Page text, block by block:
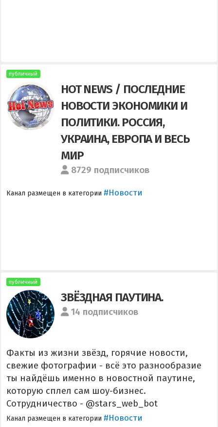
публичный
HOT NEWS / ПОСЛЕДНИЕ
НОВОСТИ ЭКОНОМИКИ И
ПОЛИТИКИ. РОССИЯ,
УКРАИНА, ЕВРОПА И ВЕСЬ
МИР
8729 подписчиков
Канал размещен в категории #Новости
публичный
ЗВЁЗДНАЯ ПАУТИНА.
14 подписчиков
Факты из жизни звёзд, горячие новости,
свежие фотографии - всё это разнообразие
ты найдёшь именно в новостной паутине,
которую сплел сам шоу-бизнес.
Сотрудничество - @stars_web_bot
Канал размещен в категории #Новости